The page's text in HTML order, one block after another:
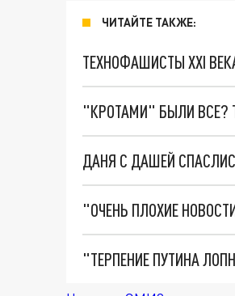
ЧИТАЙТЕ ТАКЖЕ:
ТЕХНОФАШИСТЫ XXI
"КРОТАМИ" БЫЛИ ВСЕ?
ДАНЯ С ДАШЕЙ